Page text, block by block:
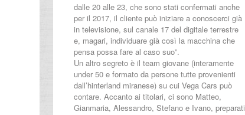
dalle 20 alle 23, che sono stati confermati anche
per il 2017, il cliente può iniziare a conoscerci già
in televisione, sul canale 17 del digitale terrestre
e, magari, individuare già così la macchina che
pensa possa fare al caso suo”.
Un altro segreto è il team giovane (interamente
under 50 e formato da persone tutte provenienti
dall’hinterland miranese) su cui Vega Cars può
contare. Accanto ai titolari, ci sono Matteo,
Gianmaria, Alessandro, Stefano e Ivano, preparati